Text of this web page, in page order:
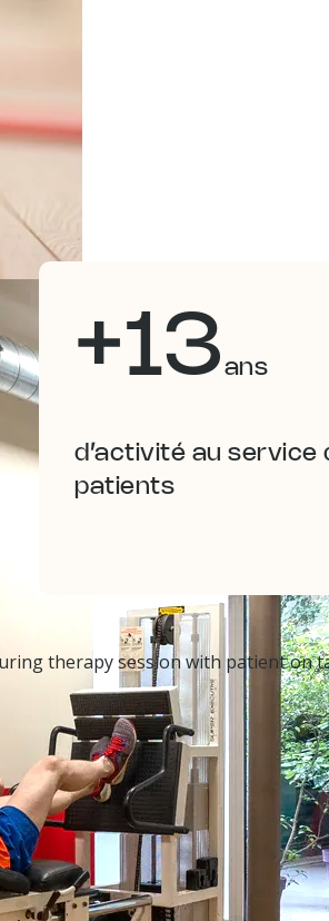
+13 ans
d’activité au service
patients